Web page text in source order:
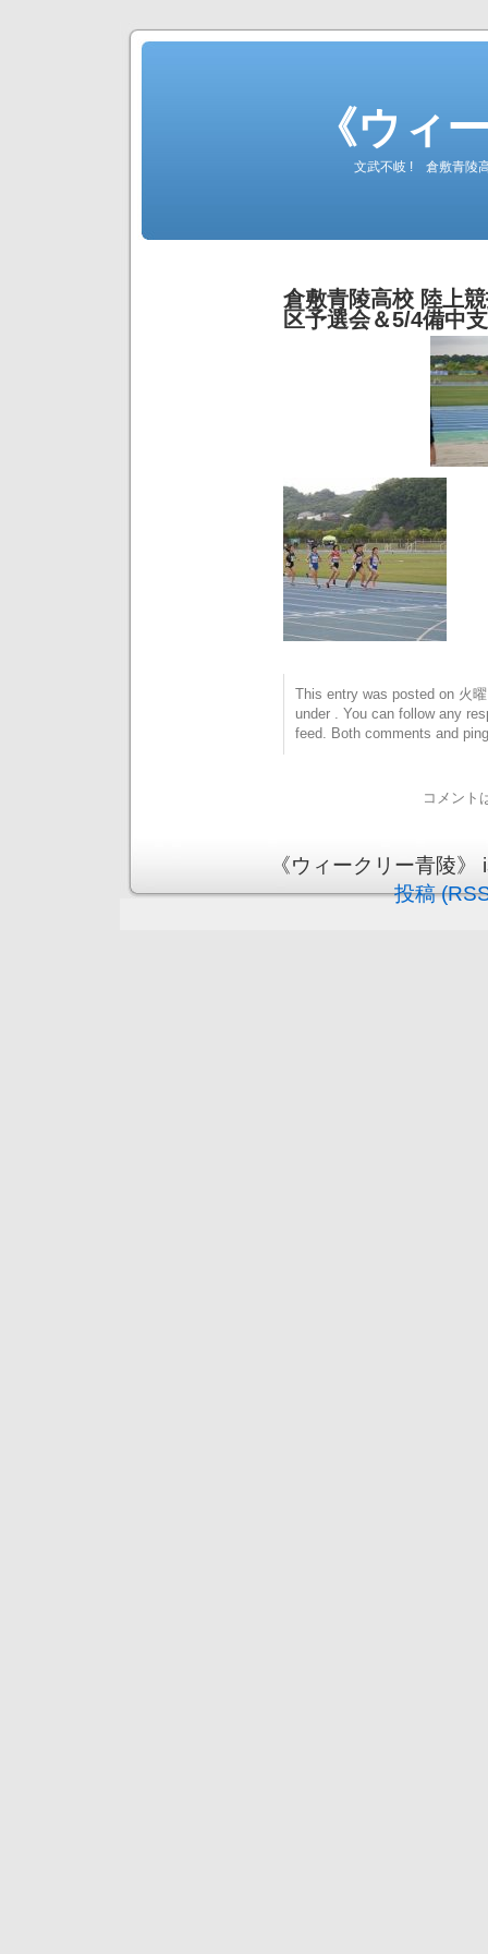
《ウィ
文武不岐 ! 倉敷青陵
倉敷青陵高校 陸上
区予選会＆5/4備中
This entry was posted on 火
under . You can follow any
feed. Both comments and
コメント
《ウィークリー青陵
投稿